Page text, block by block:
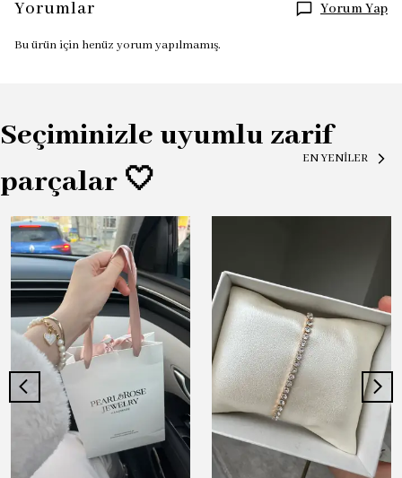
Yorumlar Yorum Yap
Bu ürün için henüz yorum yapılmamış.
Seçiminizle uyumlu zarif
parçalar 🤍
EN YENİLER